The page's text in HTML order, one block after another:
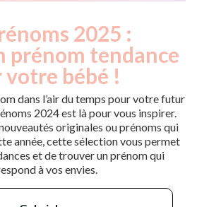
2025 :
prénom tendance
votre bébé !
dans l’air du temps pour votre futur
2024 est là pour vous inspirer.
originales ou prénoms qui
année, cette sélection vous permet
et de trouver un prénom qui
à vos envies.